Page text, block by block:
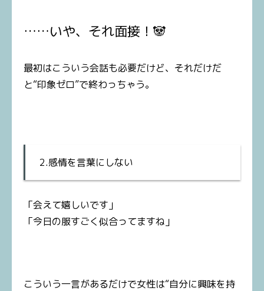
……いや、それ面接！🐼
最初はこういう会話も必要だけど、それだけだ
と“印象ゼロ”で終わっちゃう。
2.感情を言葉にしない
「会えて嬉しいです」
「今日の服すごく似合ってますね」
こういう一言があるだけで女性は“自分に興味を持